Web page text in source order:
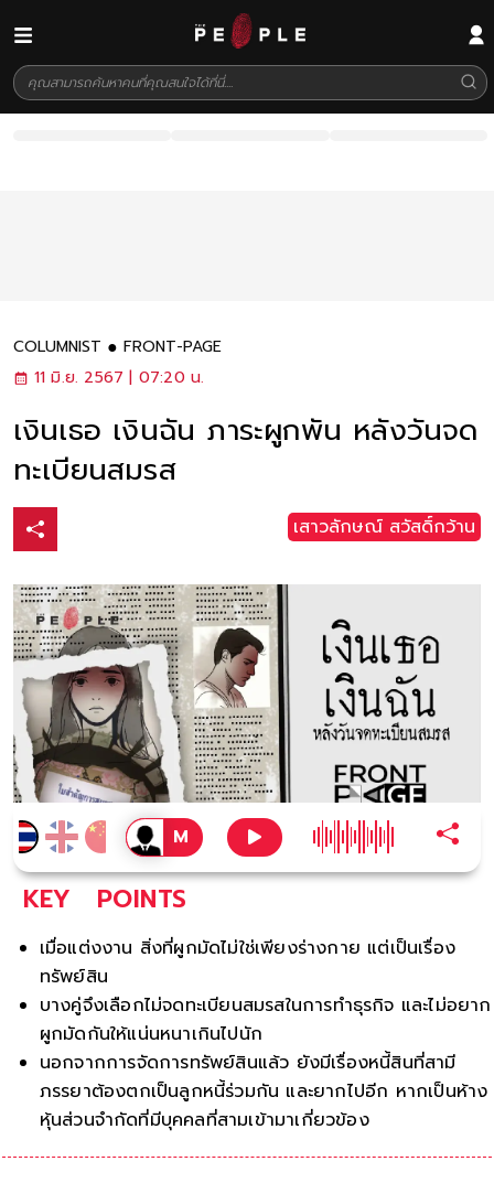
COLUMNIST
FRONT-PAGE
11 มิ.ย. 2567 | 07:20 น.
เงินเธอ เงินฉัน ภาระผูกพัน หลังวันจด
ทะเบียนสมรส
เสาวลักษณ์ สวัสดิ์กว้าน
KEY POINTS
เมื่อแต่งงาน สิ่งที่ผูกมัดไม่ใช่เพียงร่างกาย แต่เป็นเรื่อง
ทรัพย์สิน
บางคู่จึงเลือกไม่จดทะเบียนสมรสในการทำธุรกิจ และไม่อยาก
ผูกมัดกันให้แน่นหนาเกินไปนัก
นอกจากการจัดการทรัพย์สินแล้ว ยังมีเรื่องหนี้สินที่สามี
ภรรยาต้องตกเป็นลูกหนี้ร่วมกัน และยากไปอีก หากเป็นห้าง
หุ้นส่วนจำกัดที่มีบุคคลที่สามเข้ามาเกี่ยวข้อง